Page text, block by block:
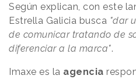
Según explican, con este
Estrella Galicia busca "dar
de comunicar tratando de
diferenciar a la marca".
Imaxe es la agencia